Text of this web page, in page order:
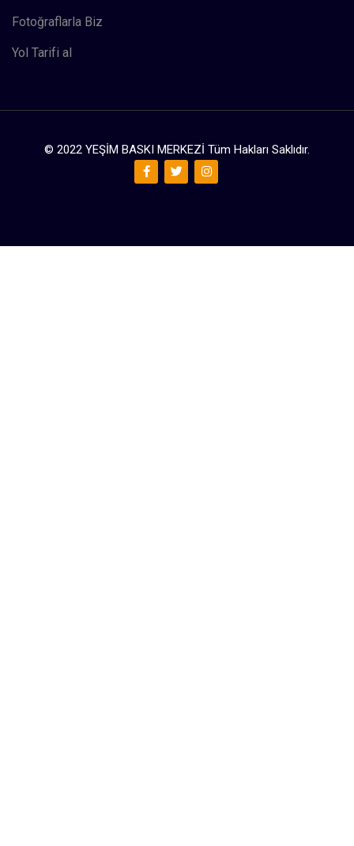
Fotoğraflarla Biz
Yol Tarifi al
© 2022 YEŞİM BASKI MERKEZİ Tüm Hakları Saklıdır.